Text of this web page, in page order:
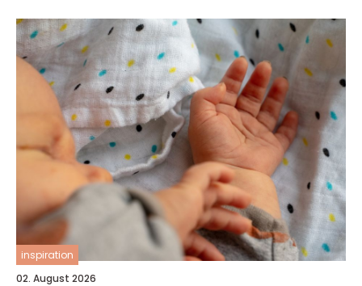
inspiration
02. August 2026